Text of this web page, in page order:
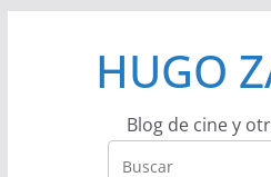
HUGO
Blog de cine y